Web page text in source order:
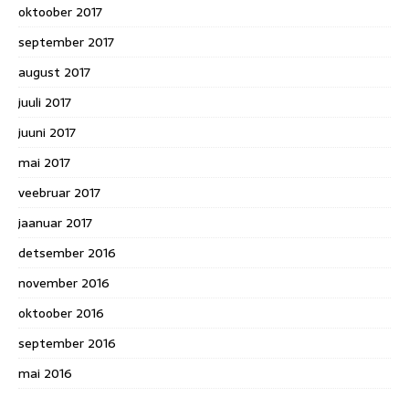
oktoober 2017
september 2017
august 2017
juuli 2017
juuni 2017
mai 2017
veebruar 2017
jaanuar 2017
detsember 2016
november 2016
oktoober 2016
september 2016
mai 2016